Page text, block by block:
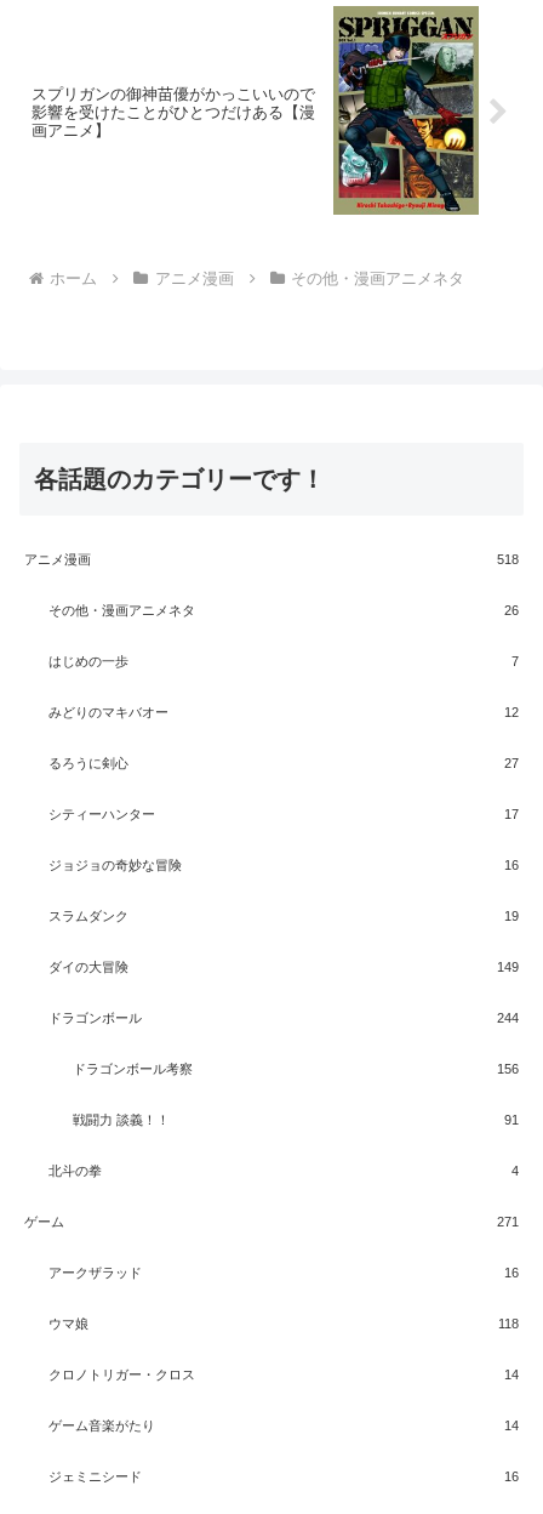
スプリガンの御神苗優がかっこいいので
影響を受けたことがひとつだけある【漫
画アニメ】
ホーム アニメ漫画 その他・漫画アニメネタ
各話題のカテゴリーです！
アニメ漫画 518
その他・漫画アニメネタ 26
はじめの一歩 7
みどりのマキバオー 12
るろうに剣心 27
シティーハンター 17
ジョジョの奇妙な冒険 16
スラムダンク 19
ダイの大冒険 149
ドラゴンボール 244
ドラゴンボール考察 156
戦闘力 談義！！ 91
北斗の拳 4
ゲーム 271
アークザラッド 16
ウマ娘 118
クロノトリガー・クロス 14
ゲーム音楽がたり 14
ジェミニシード 16